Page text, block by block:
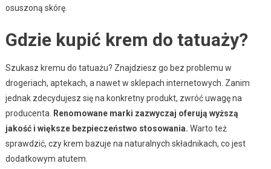
osuszoną skórę.
Gdzie kupić krem do tatuaży?
Szukasz kremu do tatuażu? Znajdziesz go bez problemu w
drogeriach, aptekach, a nawet w sklepach internetowych. Zanim
jednak zdecydujesz się na konkretny produkt, zwróć uwagę na
producenta.
Renomowane marki zazwyczaj oferują wyższą
jakość i większe bezpieczeństwo stosowania. Warto też
sprawdzić, czy krem bazuje na naturalnych składnikach, co jest
dodatkowym atutem.